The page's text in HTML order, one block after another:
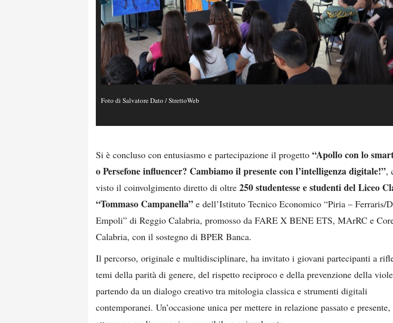
Foto di Salvatore Dato / StrettoWeb
Si è concluso con entusiasmo e partecipazione il progetto “Apollo con lo
o Persefone influencer? Cambiamo il presente con l’intelligenza digitale!”,
visto il coinvolgimento diretto di oltre 250 studentesse e studenti del Liceo
“Tommaso Campanella” e dell’Istituto Tecnico Economico “Piria – Ferraris/
Empoli” di Reggio Calabria, promosso da FARE X BENE ETS, MArRC e
Calabria, con il sostegno di BPER Banca.
Il percorso, originale e multidisciplinare, ha invitato i giovani partecipanti a
temi della parità di genere, del rispetto reciproco e della prevenzione della
partendo da un dialogo creativo tra mitologia classica e strumenti digitali
contemporanei. Un’occasione unica per mettere in relazione passato e presente,